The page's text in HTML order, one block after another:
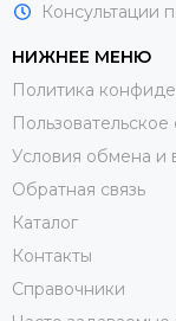
Консультации
НИЖНЕЕ МЕНЮ
Политика
Условия обмена и
Обратная связь
Каталог
Контакты
Справочники